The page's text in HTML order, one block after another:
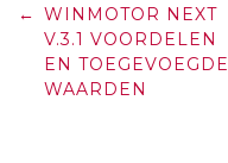
Post
navigation
← WINMOTOR NEXT
V.3.1 VOORDELEN
EN TOEGEVOEGDE
WAARDEN